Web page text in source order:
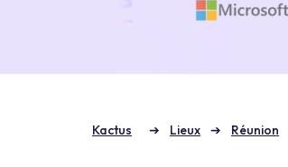
Kactus Lieux Réunion